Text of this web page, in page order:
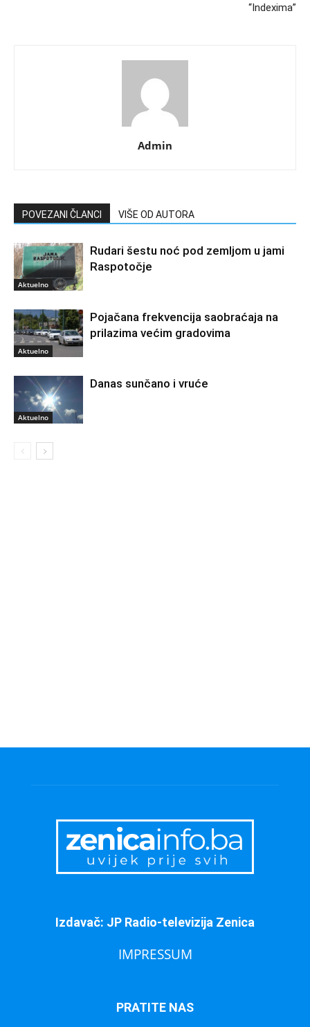
“Indexima”
Admin
POVEZANI ČLANCI VIŠE OD AUTORA
Aktuelno
Rudari šestu noć pod zemljom u jami
Raspotočje
Aktuelno
Pojačana frekvencija saobraćaja na
prilazima većim gradovima
Aktuelno
Danas sunčano i vruće
Izdavač: JP Radio-televizija Zenica
IMPRESSUM
PRATITE NAS